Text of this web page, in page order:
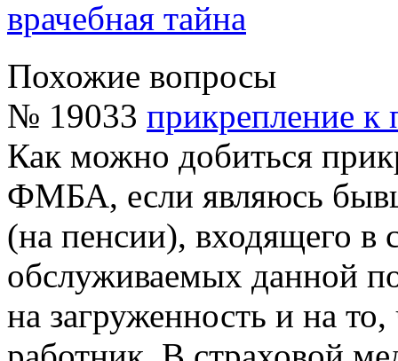
врачебная тайна
Похожие вопросы
№ 19033 прикрепление к
Как можно добиться
ФМБА, если являюсь
(на пенсии), входящего в
обслуживаемых данной
на загруженность и на